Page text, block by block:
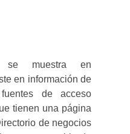
se muestra en
en información de
de acceso
tienen una página
de negocios